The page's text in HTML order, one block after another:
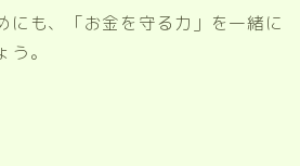
にも、「お金を守る力」を一緒に
。